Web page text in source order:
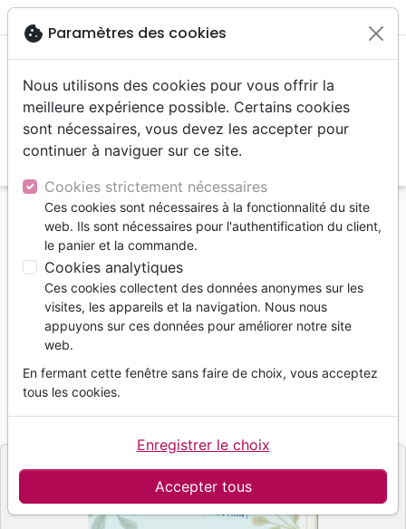
menu
Accueil Livres Famille, couple
Famille
Maman et sereine - Conseils et astuces pour le
rester (ou le devenir)
Maman et sereine
Conseils et astuces pour le rester (ou le
devenir)
EL MOSTAIN ELISZABETH
cookie Paramètres des cookies
Nous utilisons des cookies pour vous offrir la
meilleure expérience possible. Certains cookies
sont nécessaires, vous devez les accepter pour
continuer à naviguer sur ce site.
Cookies strictement nécessaires
Ces cookies sont nécessaires à la fonctionnalité du site
web. Ils sont nécessaires pour l'authentification du client,
le panier et la commande.
Cookies analytiques
Ces cookies collectent des données anonymes sur les
visites, les appareils et la navigation. Nous nous
appuyons sur ces données pour améliorer notre site
web.
En fermant cette fenêtre sans faire de choix, vous acceptez
tous les cookies.
Accepter tous
Enregistrer le choix